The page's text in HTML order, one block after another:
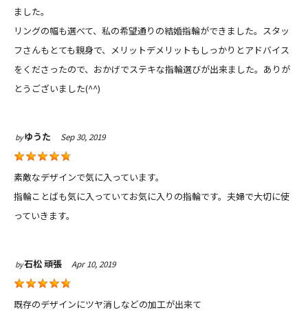
ました。
リングの幅も選べて、私の希望通りの結婚指輪ができました。スタッ
フさんもとても親身で、メリットデメリットもしっかりとアドバイス
をくださったので、おかげでステキな指輪選びが出来ました。ありが
とうございました(^^)
Sep 30, 2019
byゆうた
素敵なデザインで気に入っています。
指輪ことばも気に入っていてお気に入りの指輪です。 夫婦で大切に使
っていきます。
Apr 10, 2019
by石松 頑張
既存のデザインにツヤ消しなどの加工が出来て